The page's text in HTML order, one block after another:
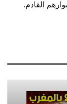
القادم.